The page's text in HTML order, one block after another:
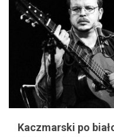
Kaczmarski po